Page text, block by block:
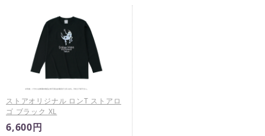
ストアオリジナル ロンT ストアロ
ゴ ブラック XL
6,600円